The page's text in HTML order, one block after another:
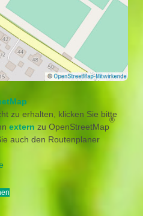
zu erhalten, klicken Sie bitte
extern zu OpenStreetMap
®
auch den Routenplaner